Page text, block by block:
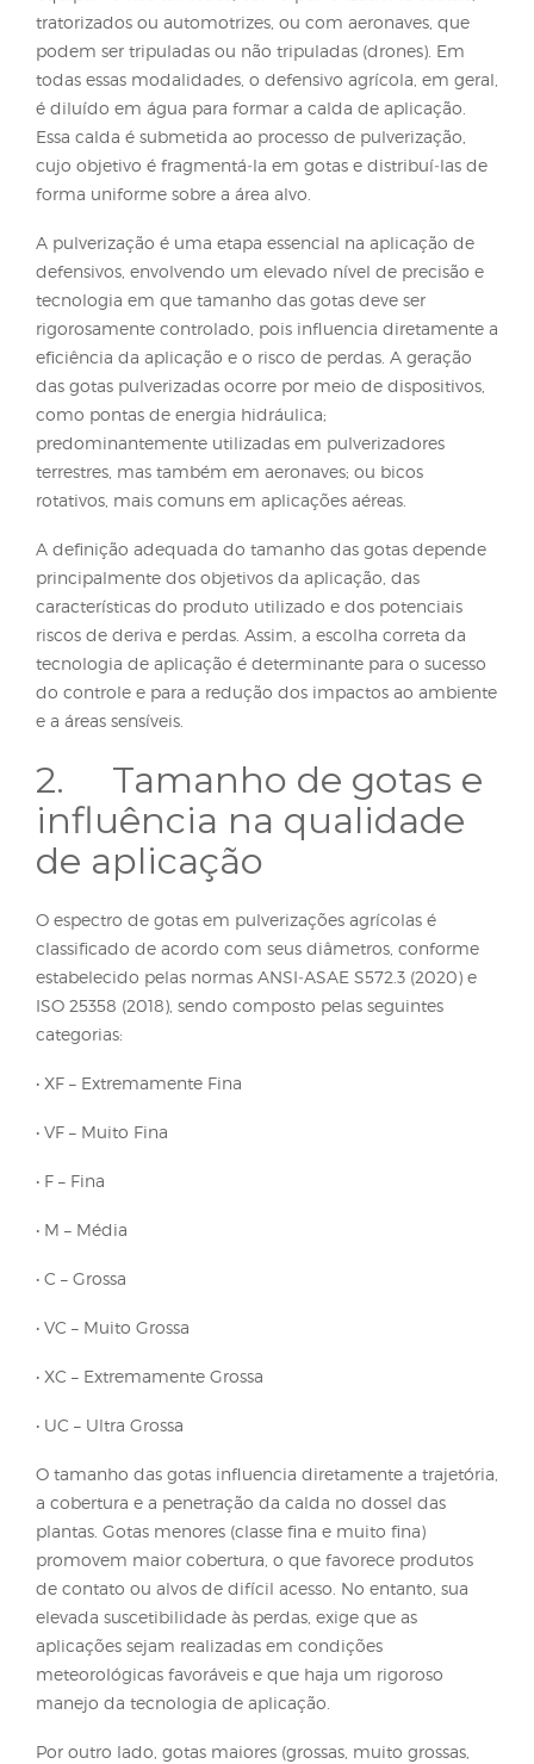
1. Aplicação de
defensivos agrícolas
A aplicação de defensivos agrícolas para o
pragas, doenças e plantas daninhas é
equipamentos terrestres, como pulverizadores
tratorizados ou automotrizes, ou com aeronaves,
podem ser tripuladas ou não tripuladas (drones).
todas essas modalidades, o defensivo agrícola, em
é diluído em água para formar a calda de
Essa calda é submetida ao processo de
cujo objetivo é fragmentá‑la em gotas e
forma uniforme sobre a área alvo.
A pulverização é uma etapa essencial na aplicação
defensivos, envolvendo um elevado nível de
tecnologia em que tamanho das gotas deve ser
rigorosamente controlado, pois influencia
eficiência da aplicação e o risco de perdas. A
das gotas pulverizadas ocorre por meio de
predominantemente utilizadas em pulverizadores
terrestres, mas também em aeronaves; ou bicos
rotativos, mais comuns em aplicações aéreas.
principalmente dos objetivos da aplicação, das
características do produto utilizado e dos
riscos de deriva e perdas. Assim, a escolha correta
tecnologia de aplicação é determinante para o
2. Tamanho de
influência na
de aplicação
O espectro de gotas em pulverizações agrícolas é
classificado de acordo com seus diâmetros,
ISO 25358 (2018), sendo composto pelas seguintes
categorias:
• XF – Extremamente Fina
• VF – Muito Fina
• F – Fina
• M – Média
• C – Grossa